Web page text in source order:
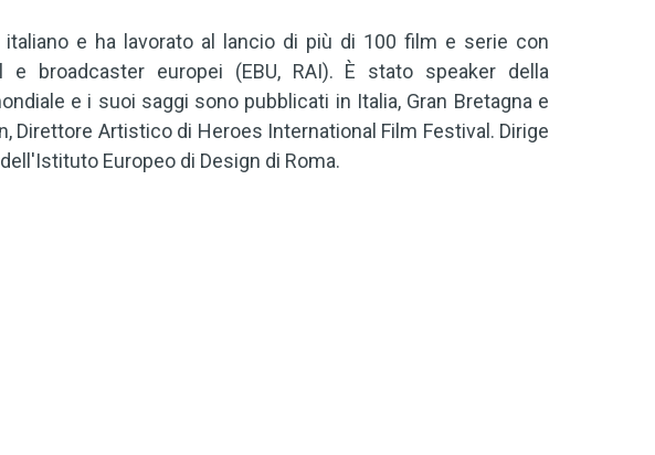
e ha lavorato al lancio di più di 100 film e serie con
e broadcaster europei (EBU, RAI). È stato speaker della
e i suoi saggi sono pubblicati in Italia, Gran Bretagna e
Direttore Artistico di Heroes International Film Festival. Dirige
Europeo di Design di Roma.